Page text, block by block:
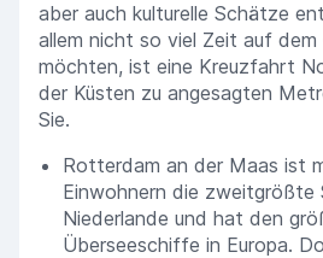
aber auch kulturelle Schätze
allem nicht so viel Zeit auf dem
möchten, ist eine Kreuzfahrt
der Küsten zu angesagten
Sie.
Rotterdam an der Maas ist
Einwohnern die
Niederlande und hat den
Überseeschiffe in Europa.